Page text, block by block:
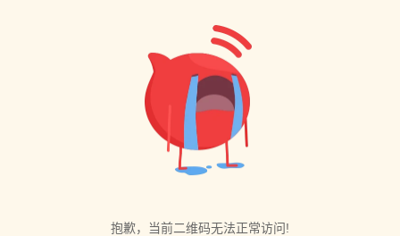
抱歉，当前二维码无法正常访问!